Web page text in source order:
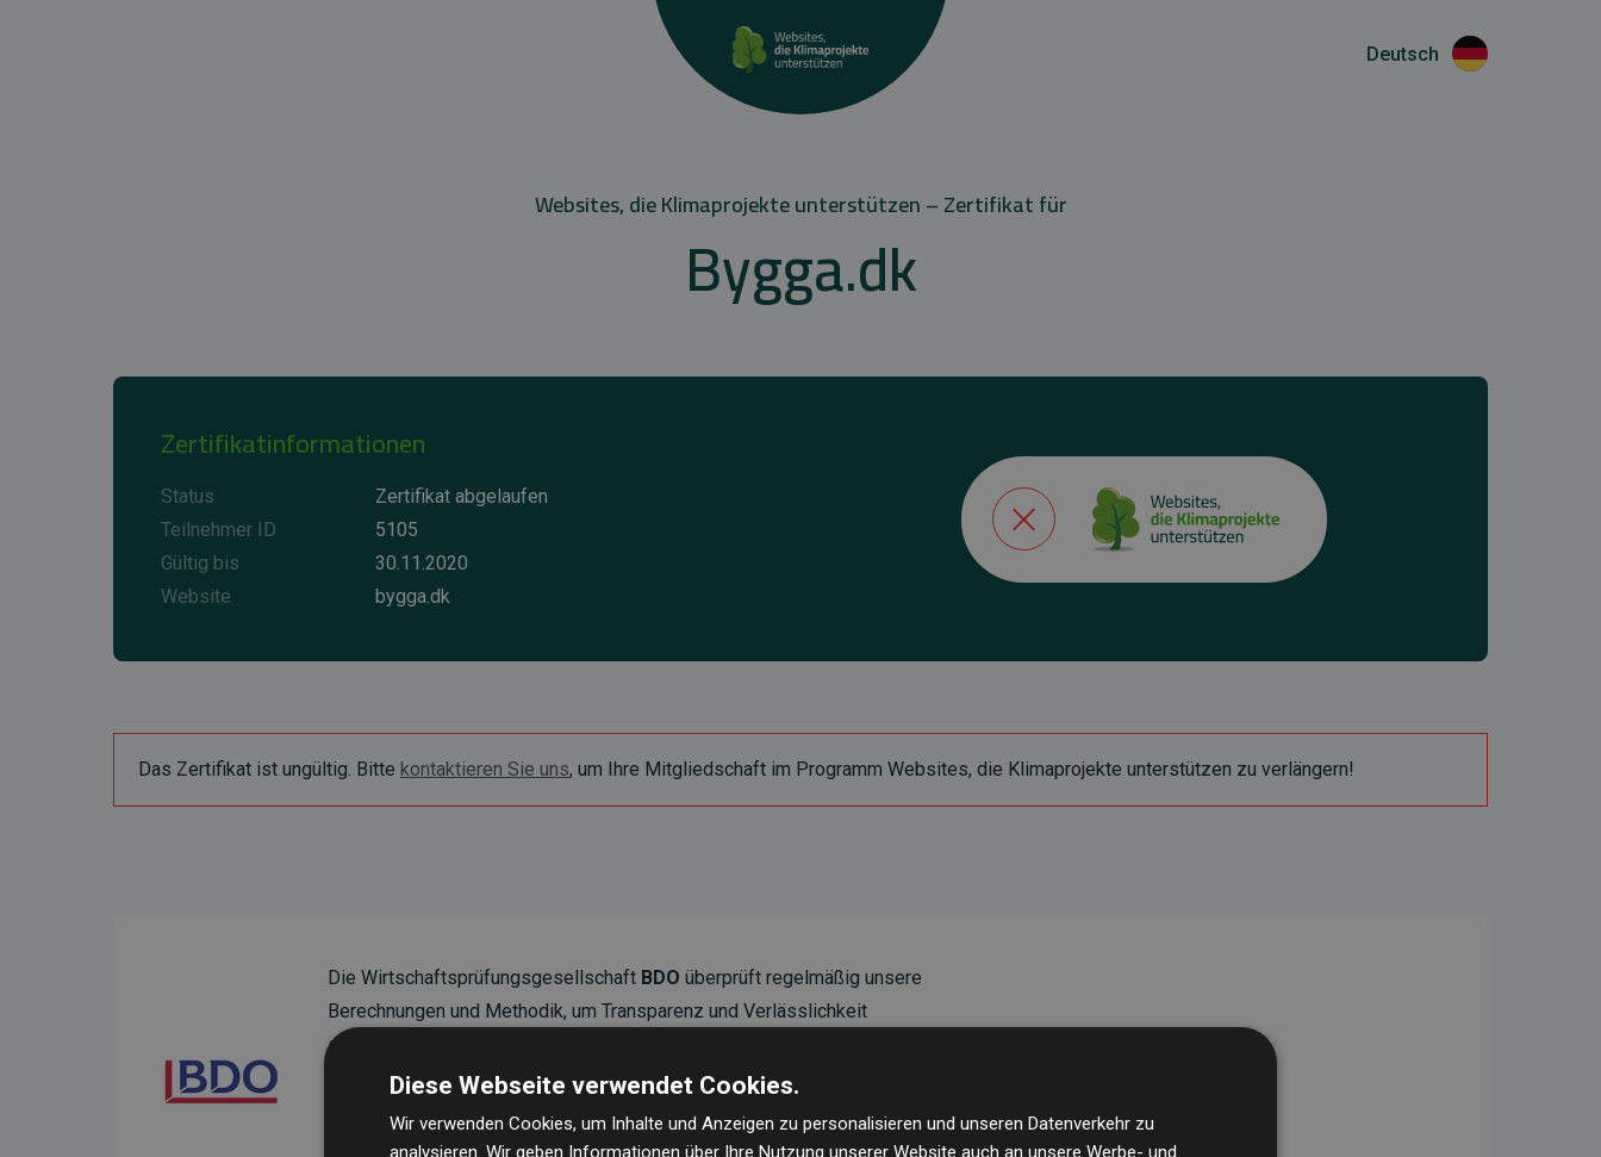
Deutsch
Websites, die Klimaprojekte unterstützen – Zertifikat für
Bygga.dk
Zertifikatinformationen
Status
Zertifikat abgelaufen
Teilnehmer ID
5105
Gültig bis
30.11.2020
Website
bygga.dk
Das Zertifikat ist ungültig. Bitte kontaktieren Sie uns, um Ihre Mitgliedschaft im Programm Websites, die Klimaprojekte unterstützen zu verlängern!
Die Wirtschaftsprüfungsgesellschaft BDO überprüft regelmäßig unsere
Berechnungen und Methodik, um Transparenz und Verlässlichkeit
sicherzustellen.
Ihre Prüfungen belegen, dass unsere Investitionen in Klimaschutzprojekte im
Durchschnitt200 % der geschätzten CO₂-Emissionender teilnehmenden
Diese Webseite verwendet Cookies.
Wir verwenden Cookies, um Inhalte und Anzeigen zu personalisieren und unseren Datenverkehr zu
analysieren. Wir geben Informationen über Ihre Nutzung unserer Website auch an unsere Werbe- und